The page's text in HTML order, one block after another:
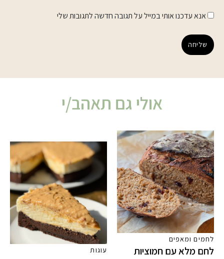
אנא עדכנו אותי במייל על תגובה חדשה לתגובות שלי
שליחה
אולי גם תאהב/י
לחמים ומאפים
לחם מלא עם חמוציות
עוגות